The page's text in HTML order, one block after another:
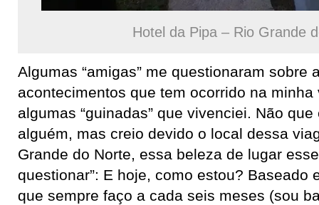
Hotel da Pipa – Rio Grande
Algumas “amigas” me questionaram sobre
acontecimentos que tem ocorrido na
algumas “guinadas” que vivenciei. Não
alguém, mas creio devido o local dessa
Grande do Norte, essa beleza de lugar
questionar”: E hoje, como estou? Baseado
que sempre faço a cada seis meses (sou